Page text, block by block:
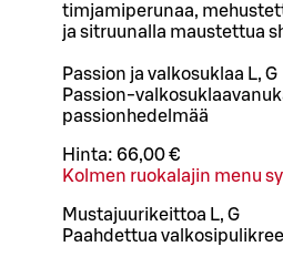
timjamiperunaa,
ja sitruunalla maustettua
Passion ja valkosuklaa L, G
Passion-
passionhedelmää
Hinta: 66,00 €
Kolmen ruokalajin menu
Mustajuurikeittoa L, G
Paahdettua